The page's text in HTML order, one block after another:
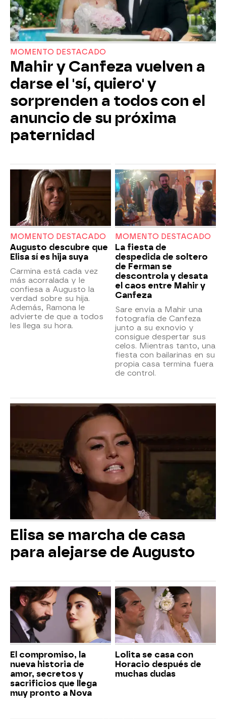
MOMENTO DESTACADO
Mahir y Canfeza vuelven a
darse el 'sí, quiero' y
sorprenden a todos con el
anuncio de su próxima
paternidad
MOMENTO DESTACADO
Augusto descubre que
Elisa sí es hija suya
Carmina está cada vez
más acorralada y le
confiesa a Augusto la
verdad sobre su hija.
Además, Ramona le
advierte de que a todos
les llega su hora.
MOMENTO DESTACADO
La fiesta de
despedida de soltero
de Ferman se
descontrola y desata
el caos entre Mahir y
Canfeza
Sare envía a Mahir una
fotografía de Canfeza
junto a su exnovio y
consigue despertar sus
celos. Mientras tanto, una
fiesta con bailarinas en su
propia casa termina fuera
de control.
Elisa se marcha de casa
para alejarse de Augusto
El compromiso, la
nueva historia de
amor, secretos y
sacrificios que llega
muy pronto a Nova
Lolita se casa con
Horacio después de
muchas dudas